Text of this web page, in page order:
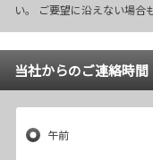
い。 ご要望に沿えない場合
当社からのご連絡時間
午前